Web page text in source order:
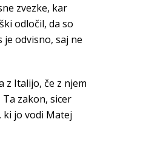
zvezke, kar
odločil, da so
odvisno, saj ne
z Italijo, če z njem
zakon, sicer
ki jo vodi Matej